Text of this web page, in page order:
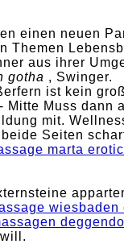
einen neuen
Themen
aus ihrer
gotha , Swinger.
ist kein
Mitte Muss dann
mit.
Seiten
marta erotic
wiesbaden